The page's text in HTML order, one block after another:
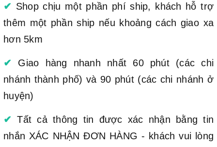
✔ Shop chịu một phần phí ship, khách hỗ trợ
thêm một phần ship nếu khoảng cách giao xa
hơn 5km
✔ Giao hàng nhanh nhất 60 phút (các chi
nhánh thành phố) và 90 phút (các chi nhánh ở
huyện)
✔ Tất cả thông tin được xác nhận bằng tin
nhắn XÁC NHẬN ĐƠN HÀNG - khách vui lòng